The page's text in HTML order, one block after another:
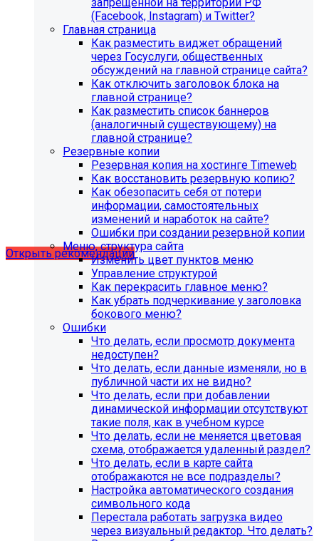
Рекомендации по безопасности
Открыть рекомендации
С 1 февраля 2023 года ограничена
поддержка продуктов 1С-Битрикс на
PHP версии ниже 8.0. Рекомендуемая
версия PHP - 8.1 и выше
(Facebook, Instagram) и Twitter?
Главная страница
Как разместить виджет обращений
через Госуслуги, общественных
обсуждений на главной странице сайта?
Как отключить заголовок блока на
главной странице?
Как разместить список баннеров
(аналогичный существующему) на
главной странице?
Резервные копии
Резервная копия на хостинге Timeweb
Как восстановить резервную копию?
Как обезопасить себя от потери
информации, самостоятельных
изменений и наработок на сайте?
Ошибки при создании резервной копии
Меню, структура сайта
Изменить цвет пунктов меню
Управление структурой
Как перекрасить главное меню?
Как убрать подчеркивание у заголовка
бокового меню?
Ошибки
Что делать, если просмотр документа
недоступен?
Что делать, если данные изменяли, но в
публичной части их не видно?
Что делать, если при добавлении
динамической информации отсутствуют
такие поля, как в учебном курсе
Что делать, если не меняется цветовая
схема, отображается удаленный раздел?
Что делать, если в карте сайта
отображаются не все подразделы?
Настройка автоматического создания
символьного кода
Перестала работать загрузка видео
через визуальный редактор. Что делать?